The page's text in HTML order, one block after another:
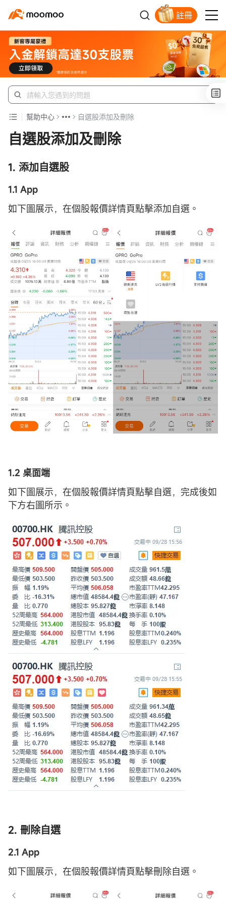
註冊
幫助中心 自選股添加及刪除
自選股添加及刪除
1. 添加自選股
1.1 App
如下圖展示，在個股報價詳情頁點擊添加自選。
1.2 桌面端
如下圖展示，在個股報價詳情頁點擊自選，完成後如
下方右圖所示。
2. 刪除自選
2.1 App
如下圖展示，在個股報價詳情頁點擊刪除自選。